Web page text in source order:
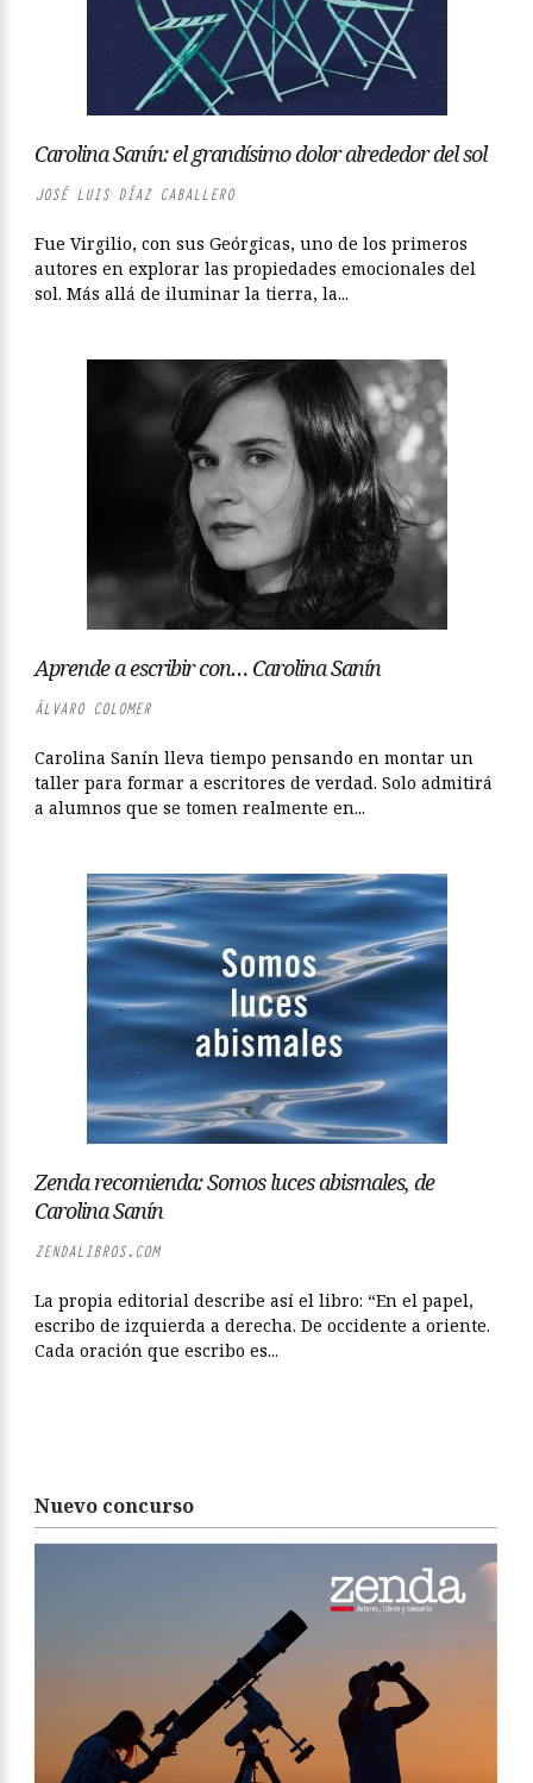
Carolina Sanín: el grandísimo dolor alrededor del sol
JOSÉ LUIS DÍAZ CABALLERO
Fue Virgilio, con sus Geórgicas, uno de los primeros
autores en explorar las propiedades emocionales del
sol. Más allá de iluminar la tierra, la...
Aprende a escribir con… Carolina Sanín
ÁLVARO COLOMER
Carolina Sanín lleva tiempo pensando en montar un
taller para formar a escritores de verdad. Solo admitirá
a alumnos que se tomen realmente en...
Zenda recomienda: Somos luces abismales, de
Carolina Sanín
ZENDALIBROS.COM
La propia editorial describe así el libro: “En el papel,
escribo de izquierda a derecha. De occidente a oriente.
Cada oración que escribo es...
Nuevo concurso